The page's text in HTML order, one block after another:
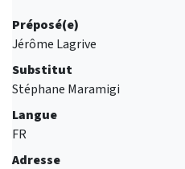
Préposé(e)
Jérôme Lagrive
Substitut
Stéphane Maramigi
Langue
FR
Adresse